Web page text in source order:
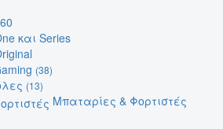
και Series
(38)
(13)
Μπαταρίες & Φορτιστές